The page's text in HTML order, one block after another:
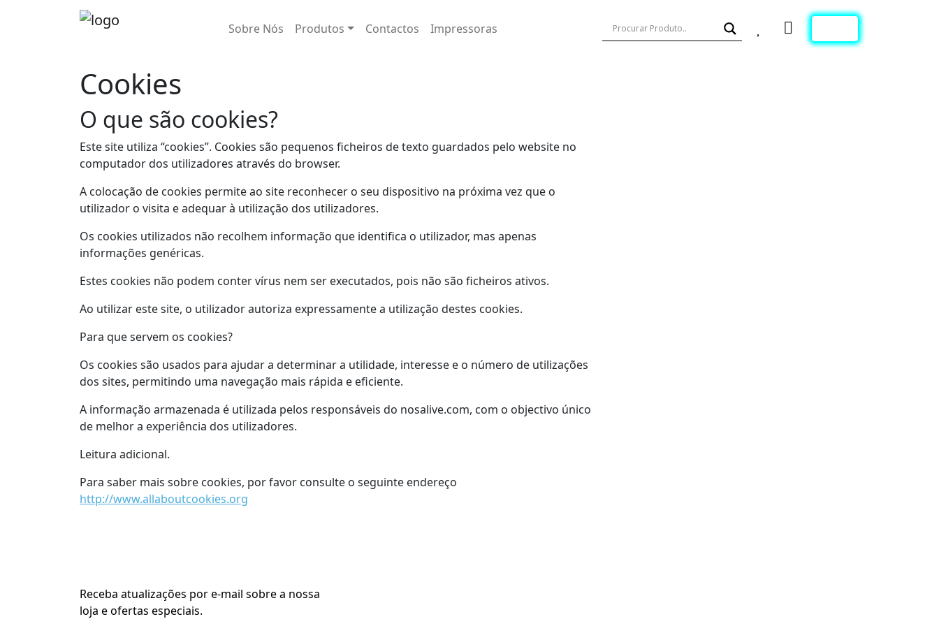
Sobre Nós Produtos Contactos Impressoras Wishlist
Cookies
O que são cookies?
Este site utiliza “cookies”. Cookies são pequenos ficheiros de texto guardados pelo website no
computador dos utilizadores através do browser.
A colocação de cookies permite ao site reconhecer o seu dispositivo na próxima vez que o
utilizador o visita e adequar à utilização dos utilizadores.
Os cookies utilizados não recolhem informação que identifica o utilizador, mas apenas
informações genéricas.
Estes cookies não podem conter vírus nem ser executados, pois não são ficheiros ativos.
Ao utilizar este site, o utilizador autoriza expressamente a utilização destes cookies.
Para que servem os cookies?
Os cookies são usados para ajudar a determinar a utilidade, interesse e o número de utilizações
dos sites, permitindo uma navegação mais rápida e eficiente.
A informação armazenada é utilizada pelos responsáveis do nosalive.com, com o objectivo único
de melhor a experiência dos utilizadores.
Leitura adicional.
Para saber mais sobre cookies, por favor consulte o seguinte endereço
http://www.allaboutcookies.org
Receba atualizações por e-mail sobre a nossa
loja e ofertas especiais.